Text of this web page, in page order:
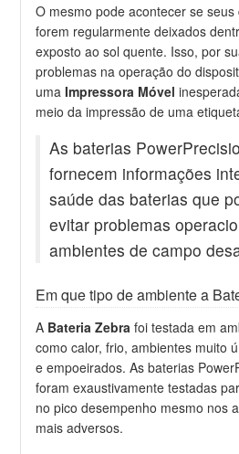
O mesmo pode acontecer se
forem regularmente deixados
exposto ao sol quente. Isso, por
problemas na operação do
umaImpressora Móvel
meio da impressão de uma
As baterias
fornecem informações
saúde das baterias que
evitar problemas
ambientes de campo
Em que tipo de ambiente a
A Bateria Zebra foi testada em
como calor, frio, ambientes muito
e empoeirados. As baterias
foram exaustivamente testadas
no pico desempenho mesmo nos
mais adversos.